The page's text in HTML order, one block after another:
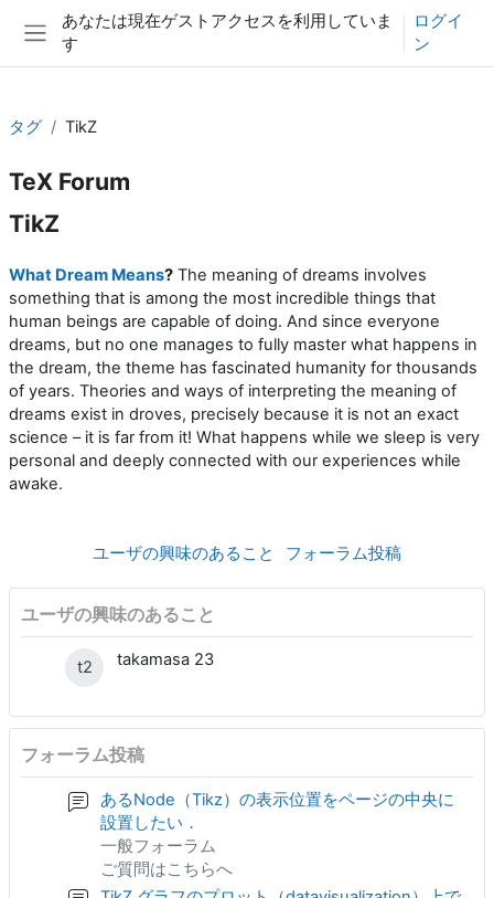
メインコンテンツへスキップする
サイドパネル
あなたは現在ゲストアクセスを利用していま
す
ログイ
ン
タグ TikZ
TeX Forum
TikZ
What Dream Means? The meaning of dreams involves
something that is among the most incredible things that
human beings are capable of doing. And since everyone
dreams, but no one manages to fully master what happens in
the dream, the theme has fascinated humanity for thousands
of years. Theories and ways of interpreting the meaning of
dreams exist in droves, precisely because it is not an exact
science – it is far from it! What happens while we sleep is very
personal and deeply connected with our experiences while
awake.
ユーザの興味のあること フォーラム投稿
ユーザの興味のあること
t2 takamasa 23
フォーラム投稿
あるNode（Tikz）の表示位置をページの中央に
設置したい．
一般フォーラム
ご質問はこちらへ